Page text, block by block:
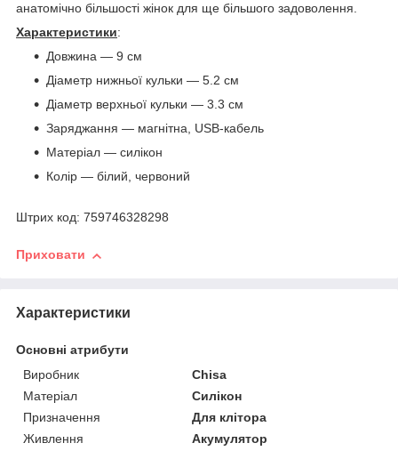
анатомічно більшості жінок для ще більшого задоволення.
Характеристики:
Довжина — 9 см
Діаметр нижньої кульки — 5.2 см
Діаметр верхньої кульки — 3.3 см
Заряджання — магнітна, USB-кабель
Матеріал — силікон
Колір — білий, червоний
Штрих код: 759746328298
Приховати
Характеристики
Основні атрибути
Виробник
Chisa
Матеріал
Силікон
Призначення
Для клітора
Живлення
Акумулятор